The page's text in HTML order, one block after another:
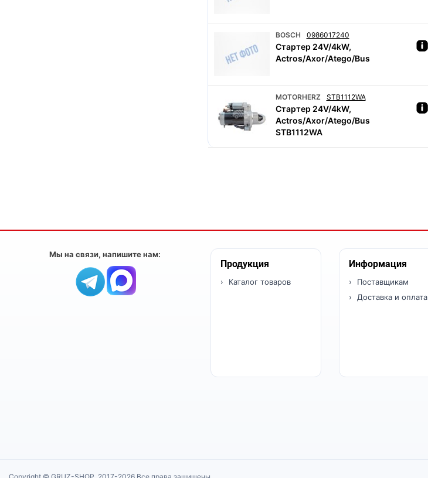
BOSCH 0986017240
Стартер 24V/4kW,
Actros/Axor/Atego/Bus
MOTORHERZ STB1112WA
Стартер 24V/4kW,
Actros/Axor/Atego/Bus
STB1112WA
Мы на связи, напишите нам:
Продукция
Каталог товаров
Информация
Поставщикам
Доставка и оплата